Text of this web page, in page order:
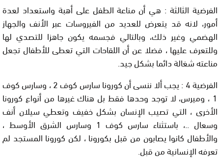
الفرضية الثالثة : هي أن مناعة الطفل على أهبة واستعداد لعدة
أمور، لانه قد يتعرض للعديد من الفيروسات عبر الأنف والجهاز
الهضمي وغير ذلك، وبالتالي فجسمه يكون جاهزا للتصدي لها
وللتعرف عليها ، فضلا عن أن اللقاحات التي تعطى للأطفال تجعل
مناعته شغالة دائما بشكل جيد.
الفرضية 4 : يجب ألا ننسى أن كورونا سارس كوف 2 ، وسارس كوف
1 ، وميرس، لا توجد وحدها فقط بل هناك غيرها من أنواع كورونا
الأخرى ، التي تصيب الإنسان بشكل خفيف وتعطي سيلان أنف
وسعال ..، باستثناء سارس كوف 1 وسارس الشرق الأوسط ،
والأطفال كانوا يصابون من قبل بكورونا ، لكن كورونا المستجد لم
تعرفه الإنسانية من قبل.